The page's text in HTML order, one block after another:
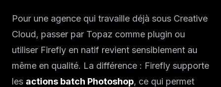
Pour une agence qui travaille déjà sous Creative
Cloud, passer par Topaz comme plugin ou
utiliser Firefly en natif revient sensiblement au
même en qualité. La différence : Firefly supporte
les actions batch Photoshop, ce qui permet